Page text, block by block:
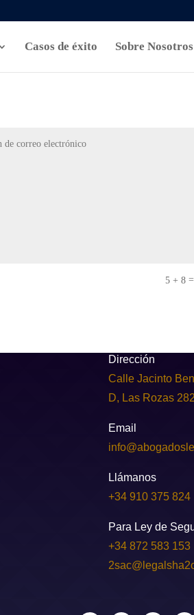
Casos de éxito Sobre Nosotros
5 + 8=
Dirección
Calle Jacinto
D, Las Rozas
Email
Llámanos
+34 910 375 824
Para Ley de
+34 872 583 153